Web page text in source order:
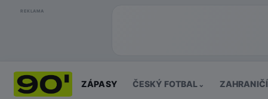
REKLAMA
ZÁPASY ČESKÝ FOTBAL ⌄ ZAHRANIČÍ